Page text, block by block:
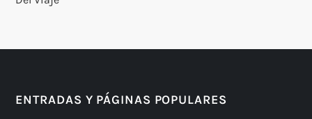
ENTRADAS Y PÁGINAS POPULARES